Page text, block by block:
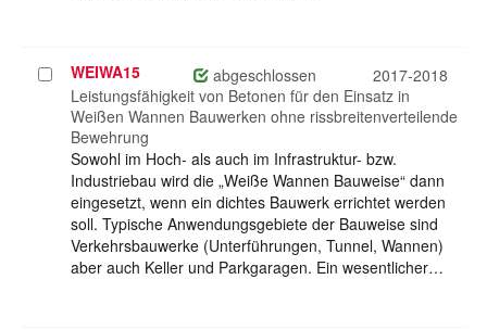
Projekt
auswählen
WEIWA15 abgeschlossen
2017-2018
Leistungsfähigkeit von Betonen für den Einsatz in
Weißen Wannen Bauwerken ohne rissbreitenverteilende
Bewehrung
Sowohl im Hoch- als auch im Infrastruktur- bzw.
Industriebau wird die „Weiße Wannen Bauweise“ dann
eingesetzt, wenn ein dichtes Bauwerk errichtet werden
soll. Typische Anwendungsgebiete der Bauweise sind
Verkehrsbauwerke (Unterführungen, Tunnel, Wannen)
aber auch Keller und Parkgaragen. Ein wesentlicher…